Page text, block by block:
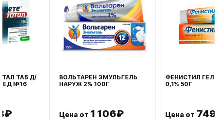
ВОЛЬТАРЕН ЭМУЛЬГЕЛЬ
НАРУЖ 2% 100Г
Цена от 1 106₽
ФЕНИСТИЛ ГЕЛЬ НАРУЖ
Цена от 749₽